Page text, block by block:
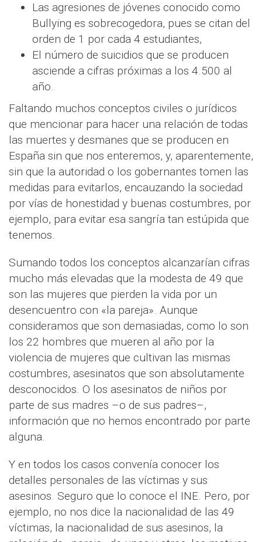
Las agresiones de jóvenes conocido como
Bullying es sobrecogedora, pues se citan del
orden de 1 por cada 4 estudiantes,
El número de suicidios que se producen
asciende a cifras próximas a los 4.500 al
año.
Faltando muchos conceptos civiles o jurídicos
que mencionar para hacer una relación de todas
las muertes y desmanes que se producen en
España sin que nos enteremos, y, aparentemente,
sin que la autoridad o los gobernantes tomen las
medidas para evitarlos, encauzando la sociedad
por vías de honestidad y buenas costumbres, por
ejemplo, para evitar esa sangría tan estúpida que
tenemos.
Sumando todos los conceptos alcanzarían cifras
mucho más elevadas que la modesta de 49 que
son las mujeres que pierden la vida por un
desencuentro con «la pareja». Aunque
consideramos que son demasiadas, como lo son
los 22 hombres que mueren al año por la
violencia de mujeres que cultivan las mismas
costumbres, asesinatos que son absolutamente
desconocidos. O los asesinatos de niños por
parte de sus madres –o de sus padres–,
información que no hemos encontrado por parte
alguna.
Y en todos los casos convenía conocer los
detalles personales de las víctimas y sus
asesinos. Seguro que lo conoce el INE. Pero, por
ejemplo, no nos dice la nacionalidad de las 49
víctimas, la nacionalidad de sus asesinos, la